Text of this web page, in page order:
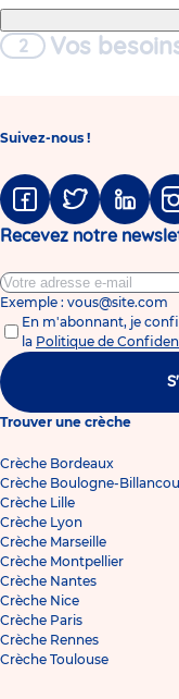
Votre
situation
Vos
Suivez-nous !
FacebookTwitter Linkedin
Recevez notre
Exemple : vous@site.com
En m'abonnant, je
la Politique de
Trouver une crèche
Crèche Bordeaux
Crèche Boulogne-
Crèche Lille
Crèche Lyon
Crèche Marseille
Crèche Montpellier
Crèche Nantes
Crèche Nice
Crèche Paris
Crèche Rennes
Crèche Toulouse